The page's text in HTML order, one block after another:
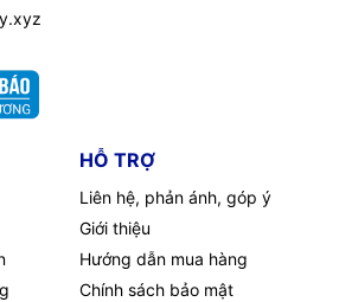
HỖ TRỢ
Liên hệ, phản ánh, góp ý
Giới thiệu
Hướng dẫn mua hàng
Chính sách bảo mật